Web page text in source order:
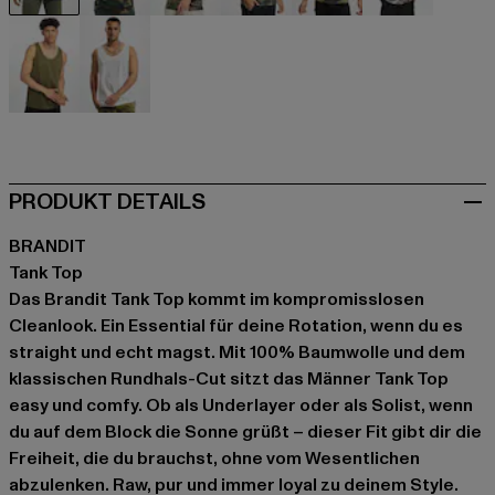
schwarzcamouflage
PRODUKT DETAILS
BRANDIT
Tank Top
Das Brandit Tank Top kommt im kompromisslosen
Cleanlook. Ein Essential für deine Rotation, wenn du es
straight und echt magst. Mit 100% Baumwolle und dem
klassischen Rundhals-Cut sitzt das Männer Tank Top
easy und comfy. Ob als Underlayer oder als Solist, wenn
du auf dem Block die Sonne grüßt – dieser Fit gibt dir die
Freiheit, die du brauchst, ohne vom Wesentlichen
abzulenken. Raw, pur und immer loyal zu deinem Style.